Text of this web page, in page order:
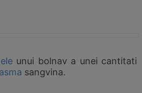
unui bolnav a unei cantitati
sangvina.